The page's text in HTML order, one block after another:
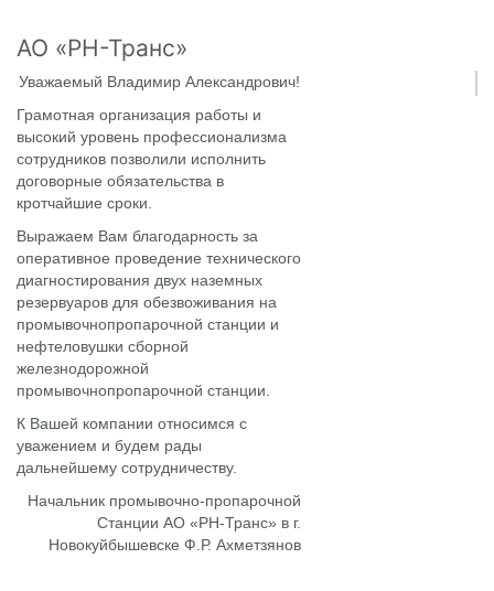
АО «РН-Транс»
Уважаемый Владимир Александрович!
Грамотная организация работы и
высокий уровень профессионализма
сотрудников позволили исполнить
договорные обязательства в
кротчайшие сроки.
Выражаем Вам благодарность за
оперативное проведение технического
диагностирования двух наземных
резервуаров для обезвоживания на
промывочнопропарочной станции и
нефтеловушки сборной
железнодорожной
промывочнопропарочной станции.
К Вашей компании относимся с
уважением и будем рады
дальнейшему сотрудничеству.
Начальник промывочно-пропарочной
Станции АО «РН-Транс» в г.
Новокуйбышевске Ф.Р. Ахметзянов